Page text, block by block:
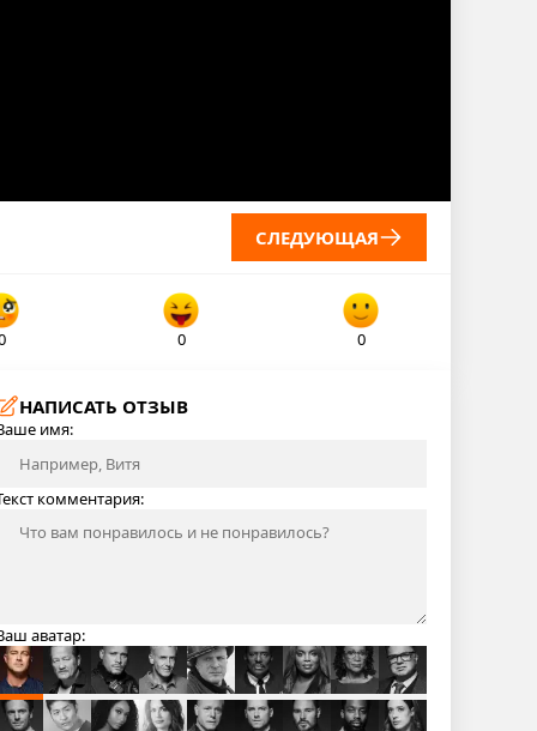
СЛЕДУЮЩАЯ
0 0
НАПИСАТЬ ОТЗЫВ
имя:
комментария:
аватар: